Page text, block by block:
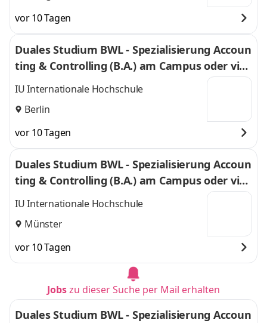
vor 10 Tagen
Duales Studium BWL - Spezialisierung Accoun
ting & Controlling (B.A.) am Campus oder virt
uell
IU Internationale Hochschule
Berlin
vor 10 Tagen
Duales Studium BWL - Spezialisierung Accoun
ting & Controlling (B.A.) am Campus oder virt
uell
IU Internationale Hochschule
Münster
vor 10 Tagen
Jobszu dieser Suche per Mail erhalten
Duales Studium BWL - Spezialisierung Accoun